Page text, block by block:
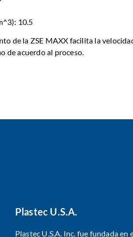
10.5
de la ZSE MAXX facilita la
de acuerdo al proceso.
Plastec U.S.A.
Plastec U.S.A. Inc. fue fundada en